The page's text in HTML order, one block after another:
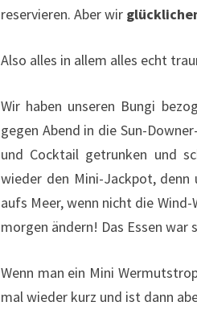
reservieren. Aber wir
Also alles in allem alles echt
Wir haben unseren Bungi
gegen Abend in die Sun-
und Cocktail getrunken und
wieder den Mini-Jackpot,
aufs Meer, wenn nicht die
morgen ändern! Das Essen
Wenn man ein Mini
mal wieder kurz und ist dann